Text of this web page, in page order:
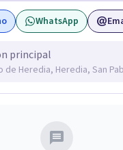
WhatsApp
principal
de Heredia, Heredia, San